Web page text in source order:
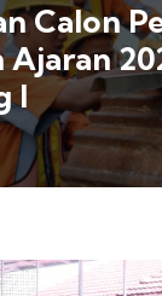
Calon
Ajaran
I